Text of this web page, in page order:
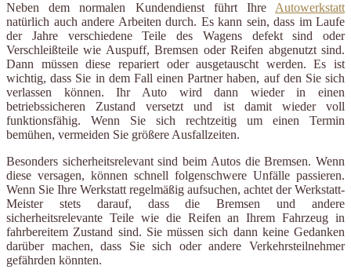
Neben dem normalen Kundendienst führt Ihre Autowerkstatt
natürlich auch andere Arbeiten durch. Es kann sein, dass im Laufe
der Jahre verschiedene Teile des Wagens defekt sind oder
Verschleißteile wie Auspuff, Bremsen oder Reifen abgenutzt sind.
Dann müssen diese repariert oder ausgetauscht werden. Es ist
wichtig, dass Sie in dem Fall einen Partner haben, auf den Sie sich
verlassen können. Ihr Auto wird dann wieder in einen
betriebssicheren Zustand versetzt und ist damit wieder voll
funktionsfähig. Wenn Sie sich rechtzeitig um einen Termin
bemühen, vermeiden Sie größere Ausfallzeiten.
Besonders sicherheitsrelevant sind beim Autos die Bremsen. Wenn
diese versagen, können schnell folgenschwere Unfälle passieren.
Wenn Sie Ihre Werkstatt regelmäßig aufsuchen, achtet der Werkstatt-
Meister stets darauf, dass die Bremsen und andere
sicherheitsrelevante Teile wie die Reifen an Ihrem Fahrzeug in
fahrbereitem Zustand sind. Sie müssen sich dann keine Gedanken
darüber machen, dass Sie sich oder andere Verkehrsteilnehmer
gefährden könnten.